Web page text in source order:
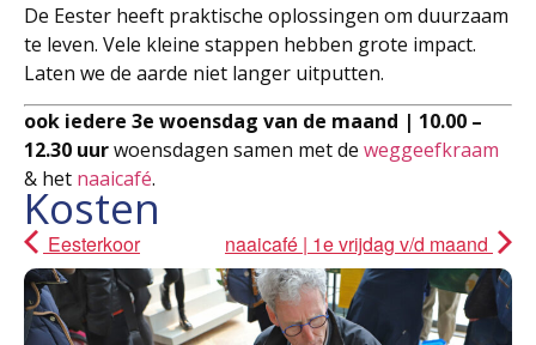
De Eester heeft praktische oplossingen om duurzaam
te leven. Vele kleine stappen hebben grote impact.
Laten we de aarde niet langer uitputten.
ook iedere 3e woensdag van de maand | 10.00 –
12.30 uurwoensdagen samen met de weggeefkraam
& het naaicafé.
Kosten
Eesterkoor naaicafé | 1e vrijdag v/d maand